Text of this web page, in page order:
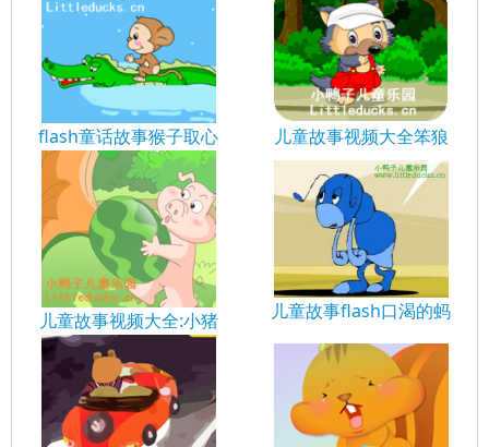
flash童话故事猴子取心 儿童故事视频大全笨狼
儿童故事视频大全:小猪 儿童故事flash口渴的蚂